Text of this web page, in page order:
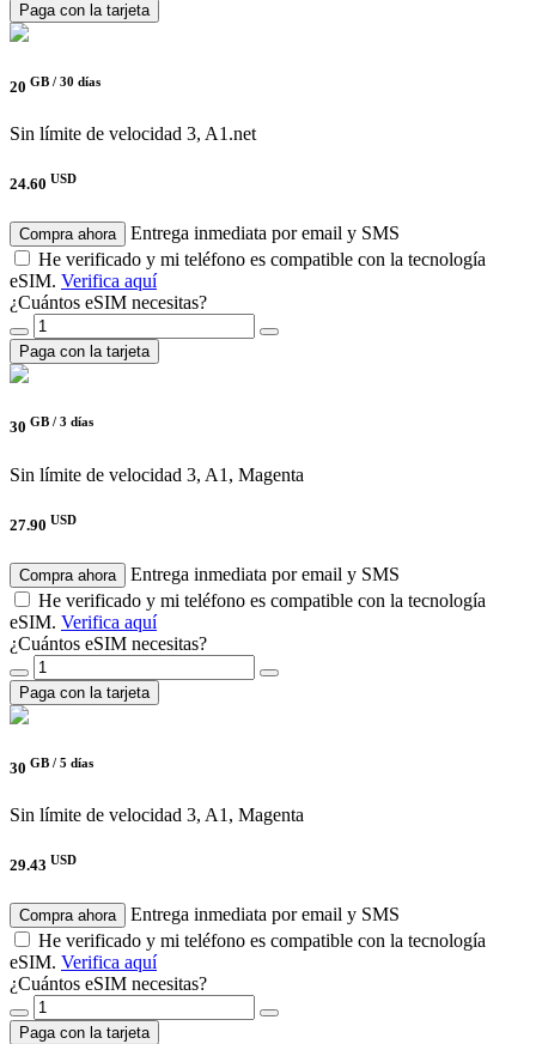
Paga con la tarjeta
20 GB / 30 días
Sin límite de velocidad 3, A1.net
24.60 USD
Compra ahora
Entrega inmediata por email y SMS
He verificado y mi teléfono es compatible con la tecnología
eSIM. Verifica aquí
¿Cuántos eSIM necesitas?
Paga con la tarjeta
30 GB / 3 días
Sin límite de velocidad 3, A1, Magenta
27.90 USD
Compra ahora
Entrega inmediata por email y SMS
He verificado y mi teléfono es compatible con la tecnología
eSIM. Verifica aquí
¿Cuántos eSIM necesitas?
Paga con la tarjeta
30 GB / 5 días
Sin límite de velocidad 3, A1, Magenta
29.43 USD
Compra ahora
Entrega inmediata por email y SMS
He verificado y mi teléfono es compatible con la tecnología
eSIM. Verifica aquí
¿Cuántos eSIM necesitas?
Paga con la tarjeta